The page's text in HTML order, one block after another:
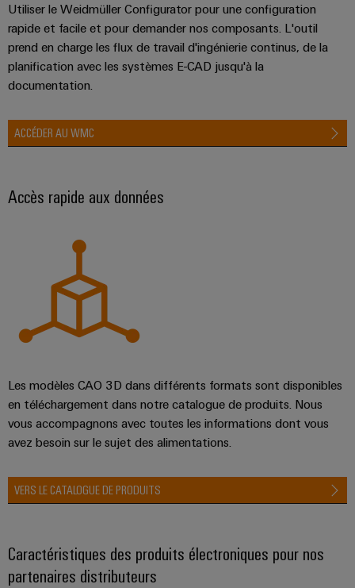
Utiliser le Weidmüller Configurator pour une configuration
rapide et facile et pour demander nos composants. L'outil
prend en charge les flux de travail d'ingénierie continus, de la
planification avec les systèmes E-CAD jusqu'à la
documentation.
ACCÉDER AU WMC
Accès rapide aux données
Les modèles CAO 3D dans différents formats sont disponibles
en téléchargement dans notre catalogue de produits. Nous
vous accompagnons avec toutes les informations dont vous
avez besoin sur le sujet des alimentations.
VERS LE CATALOGUE DE PRODUITS
Caractéristiques des produits électroniques pour nos
partenaires distributeurs